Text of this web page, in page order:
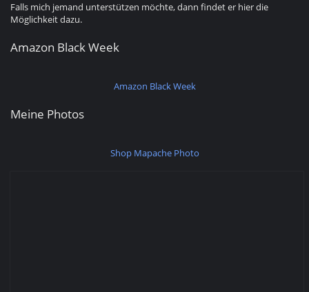
Falls mich jemand unterstützen möchte, dann findet er hier die
Möglichkeit dazu.
Amazon Black Week
Amazon Black Week
Meine Photos
Shop Mapache Photo